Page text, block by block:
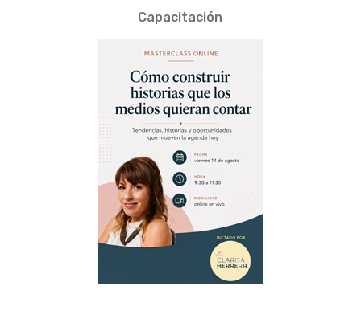
Capacitación